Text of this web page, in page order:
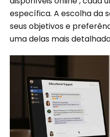
específica. A escolha da
seus objetivos e
uma delas mais